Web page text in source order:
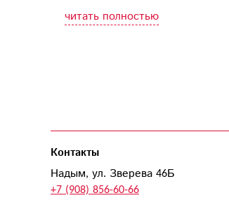
читать полностью
Контакты
Надым, ул. Зверева 46Б
+7 (908) 856-60-66